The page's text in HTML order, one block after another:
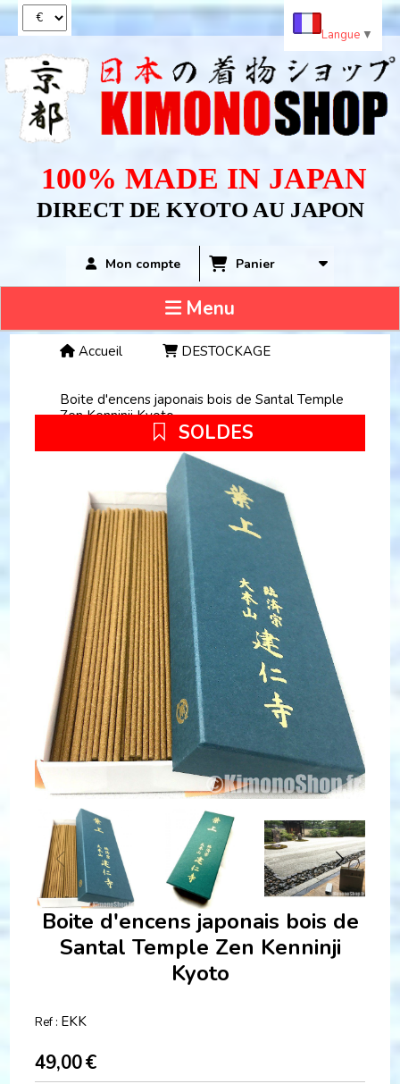
100% MADE IN JAPAN
DIRECT DE KYOTO AU JAPON
Mon compte Panier
Menu
Accueil DESTOCKAGE
Boite d'encens japonais bois de Santal Temple
Zen Kenninji Kyoto
SOLDES
Boite d'encens japonais bois de
Santal Temple Zen Kenninji
Kyoto
Ref : EKK
49,00€
Langue ▼
Panneau de gestion des cookies